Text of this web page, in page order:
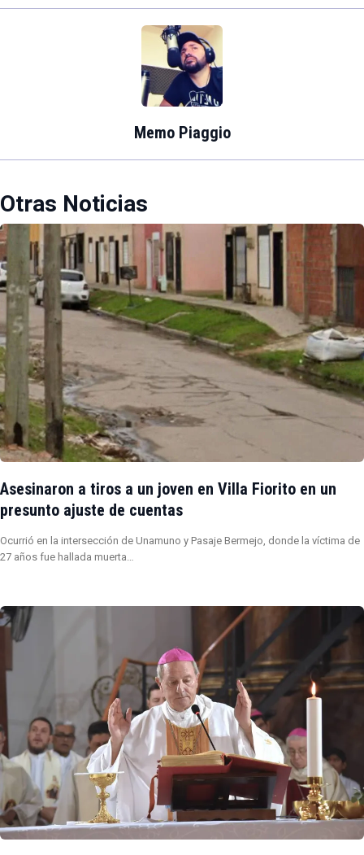
Memo Piaggio
Otras Noticias
Asesinaron a tiros a un joven en Villa Fiorito en un
presunto ajuste de cuentas
Ocurrió en la intersección de Unamuno y Pasaje Bermejo, donde la víctima de
27 años fue hallada muerta…